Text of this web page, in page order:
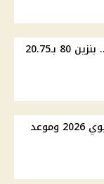
أسعار الوقود في مصر اليوم .. بنزين 80 بـ20.75
موقف ترحيل إجازة المولد النبوي 2026 وموعد